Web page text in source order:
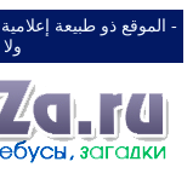
-️ الموقع ذو طبيعة